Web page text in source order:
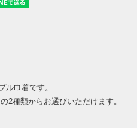
ル巾着です。
2種類からお選びいただけます。